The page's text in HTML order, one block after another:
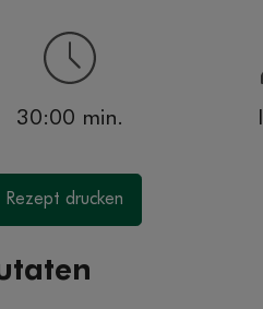
30:00 min.
Rezept drucken